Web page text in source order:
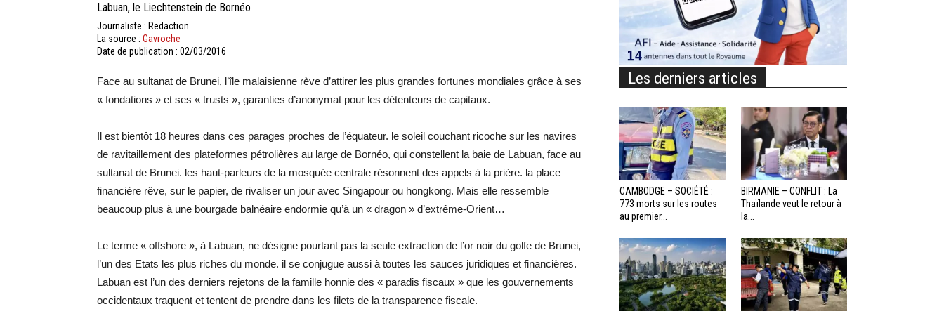
Labuan, le Liechtenstein de Bornéo
Journaliste : Redaction
La source : Gavroche
Date de publication : 02/03/2016
Face au sultanat de Brunei, l’île malaisienne rève d’attirer les plus grandes fortunes mondiales grâce à ses
« fondations » et ses « trusts », garanties d’anonymat pour les détenteurs de capitaux.
Il est bientôt 18 heures dans ces parages proches de l’équateur. le soleil couchant ricoche sur les navires
de ravitaillement des plateformes pétrolières au large de Bornéo, qui constellent la baie de Labuan, face au
sultanat de Brunei. les haut-parleurs de la mosquée centrale résonnent des appels à la prière. la place
financière rêve, sur le papier, de rivaliser un jour avec Singapour ou hongkong. Mais elle ressemble
beaucoup plus à une bourgade balnéaire endormie qu’à un « dragon » d’extrême-Orient…
Le terme « offshore », à Labuan, ne désigne pourtant pas la seule extraction de l’or noir du golfe de Brunei,
l’un des Etats les plus riches du monde. il se conjugue aussi à toutes les sauces juridiques et financières.
Labuan est l’un des derniers rejetons de la famille honnie des « paradis fiscaux » que les gouvernements
occidentaux traquent et tentent de prendre dans les filets de la transparence fiscale.
Les derniers articles
CAMBODGE – SOCIÉTÉ :
773 morts sur les routes
au premier...
BIRMANIE – CONFLIT : La
Thaïlande veut le retour à
la...